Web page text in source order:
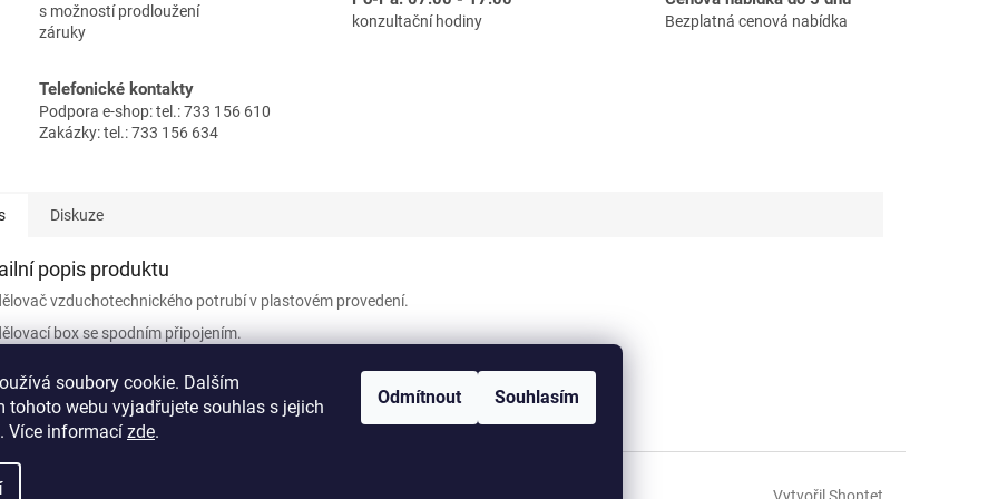
soubory cookie. Dalším
tohoto webu vyjadřujete souhlas s jejich
Více informací zde.
Odmítnout Souhlasím
s možností prodloužení
záruky
konzultační hodiny Bezplatná cenová nabídka
Telefonické kontakty
Podpora e-shop: tel.: 733 156 610
Zakázky: tel.: 733 156 634
Diskuze
popis produktu
vzduchotechnického potrubí v plastovém provedení.
box se spodním připojením.
připojovací hrdlo pro potrubí AE a 8x uzavírací víčko.